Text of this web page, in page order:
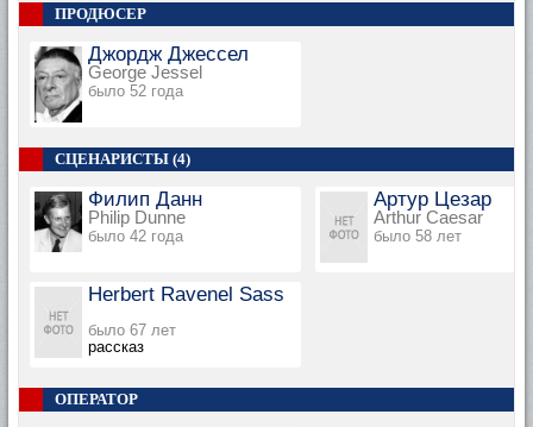
ПРОДЮСЕР
Джордж Джессел
George Jessel
было 52 года
СЦЕНАРИСТЫ (4)
Филип Данн
Philip Dunne
было 42 года
Артур Цезар
Arthur Caesar
было 58 лет
Herbert Ravenel Sass
было 67 лет
рассказ
ОПЕРАТОР